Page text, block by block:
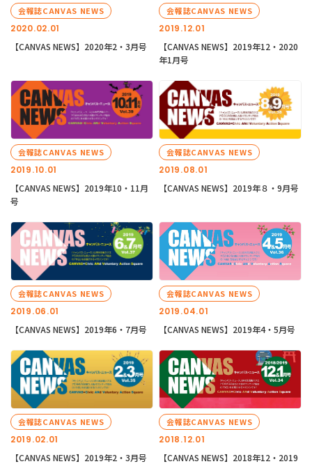
2020.02.01
会報誌CANVAS NEWS
【CANVAS NEWS】2020年2・3月号
2019.12.01
会報誌CANVAS NEWS
【CANVAS NEWS】2019年12・2020
年1月号
2019.10.01
会報誌CANVAS NEWS
【CANVAS NEWS】2019年10・11月
号
2019.08.01
会報誌CANVAS NEWS
【CANVAS NEWS】2019年８・9月号
2019.06.01
会報誌CANVAS NEWS
【CANVAS NEWS】2019年6・7月号
2019.04.01
会報誌CANVAS NEWS
【CANVAS NEWS】2019年4・5月号
2019.02.01
会報誌CANVAS NEWS
【CANVAS NEWS】2019年2・3月号
2018.12.01
会報誌CANVAS NEWS
【CANVAS NEWS】2018年12・2019